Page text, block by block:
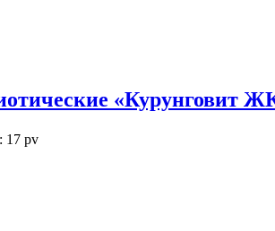
«Курунговит
17 pv